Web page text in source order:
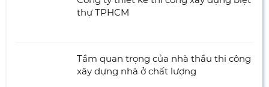
thự TPHCM
Tầm quan trọng của nhà thầu thi công
xây dựng nhà ở chất lượng